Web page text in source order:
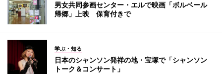
男女共同参画センター・エルで映画「ボルベール
帰郷」上映 保育付きで
学ぶ・知る
日本のシャンソン発祥の地・宝塚で「シャンソン
トーク＆コンサート」